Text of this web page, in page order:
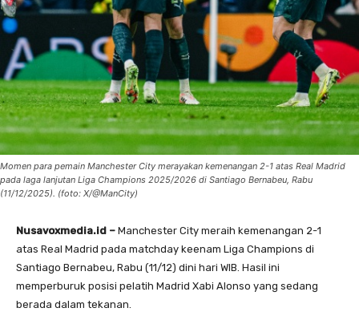
Momen para pemain Manchester City merayakan kemenangan 2-1 atas Real Madrid
pada laga lanjutan Liga Champions 2025/2026 di Santiago Bernabeu, Rabu
(11/12/2025). (foto: X/@ManCity)
Nusavoxmedia.id – Manchester City meraih kemenangan 2-1
atas Real Madrid pada matchday keenam Liga Champions di
Santiago Bernabeu, Rabu (11/12) dini hari WIB. Hasil ini
memperburuk posisi pelatih Madrid Xabi Alonso yang sedang
berada dalam tekanan.